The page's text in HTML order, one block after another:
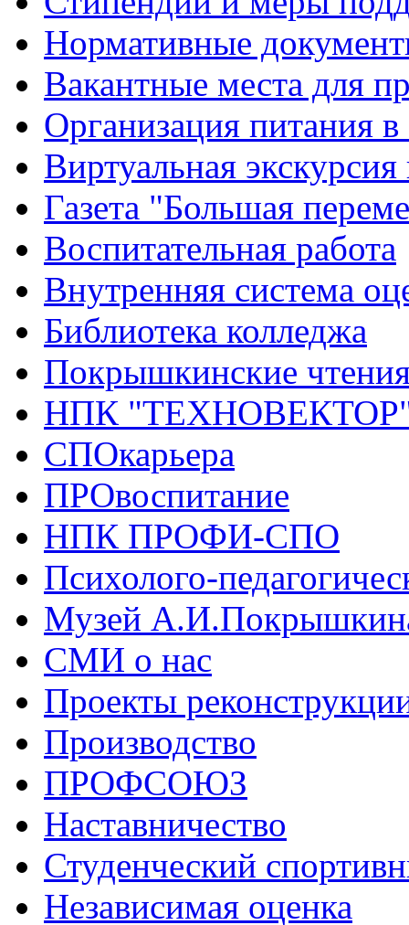
Нормативные
Вакантные места для
Организация питания в
Виртуальная
Газета "Большая
Воспитательная работа
Внутренняя система
Библиотека колледжа
Покрышкинские
НПК
СПОкарьера
ПРОвоспитание
НПК ПРОФИ-СПО
Психолого-
Музей
СМИ о нас
Проекты
Производство
ПРОФСОЮЗ
Наставничество
Студенческий
Независимая оценка